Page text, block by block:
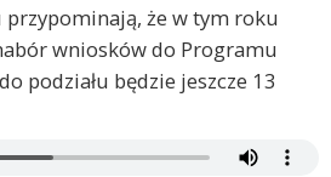
że w tym roku
wniosków do Programu
podziału będzie jeszcze 13